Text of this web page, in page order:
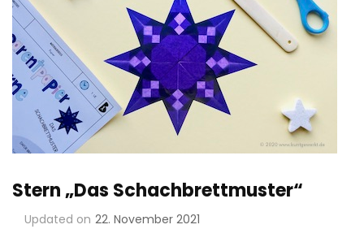
Stern „Das Schachbrettmuster“
Updated on 22. November 2021